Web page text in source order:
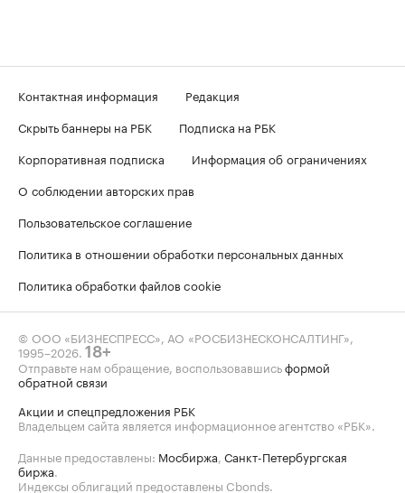
Контактная информация
Редакция
Скрыть баннеры на РБК
Подписка на РБК
Корпоративная подписка
Информация об ограничениях
О соблюдении авторских прав
Пользовательское соглашение
Политика в отношении обработки персональных данных
Политика обработки файлов cookie
© ООО «БИЗНЕСПРЕСС», АО «РОСБИЗНЕСКОНСАЛТИНГ»,
1995–2026 18+
Отправьте нам обращение, воспользовавшисьформой
обратной связи
Акции и спецпредложения РБК
Владельцем сайта является информационное агентство «РБК».
Данные предоставлены: Мосбиржа Санкт-Петербургская
биржа
Индексы облигаций предоставлены Cbonds.